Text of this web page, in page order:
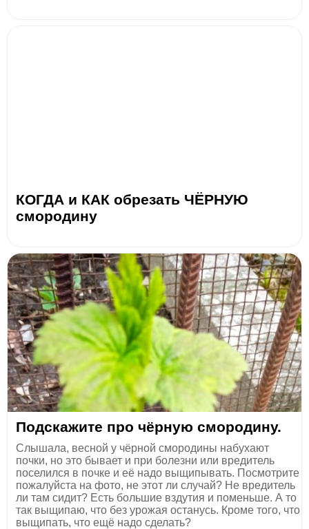
КОГДА и КАК обрезать ЧЁРНУЮ
смородину
Подскажите про чёрную смородину.
Слышала, весной у чёрной смородины набухают
почки, но это бывает и при болезни или вредитель
поселился в почке и её надо выщипывать. Посмотрите
пожалуйста на фото, не этот ли случай? Не вредитель
ли там сидит? Есть большие вздутия и поменьше. А то
так выщипаю, что без урожая останусь. Кроме того, что
выщипать, что ещё надо сделать?